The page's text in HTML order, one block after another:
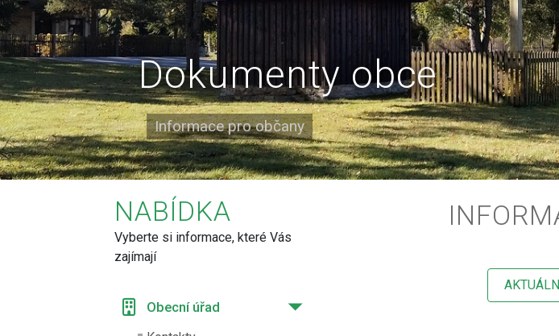
Dokumenty obce
Informace pro občany
NABÍDKA
Vyberte si informace, které Vás
zajímají
Obecní úřad